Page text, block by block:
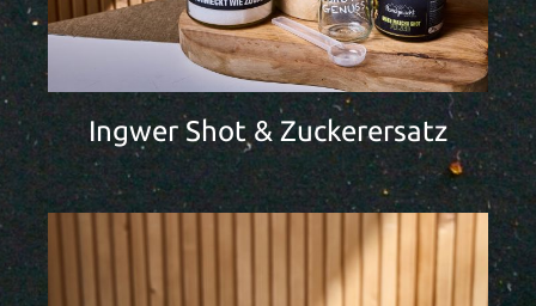
Ingwer Shot & Zuckerersatz